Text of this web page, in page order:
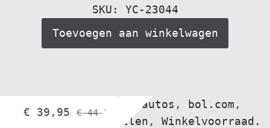
SKU: YC-23044
Toevoegen aan winkelwagen
autos , bol.com ,
supercar-bouwmodellen , Winkelvoorraad.
€ 39,95 €44,95